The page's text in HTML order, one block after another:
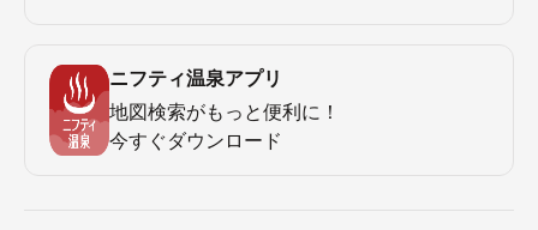
ニフティ温泉アプリ
地図検索がもっと便利に！
今すぐダウンロード